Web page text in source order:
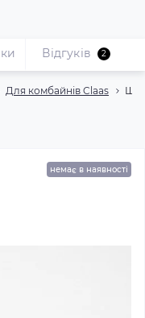
Для комбайнів Claas
Відгуків 2
немає в наявності